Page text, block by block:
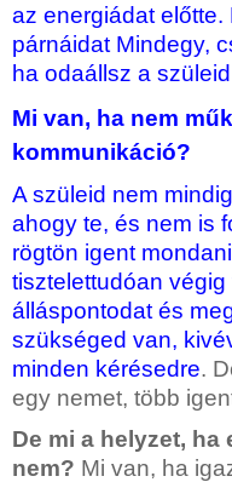
az energiádat előtte.
párnáidat Mindegy,
ha odaállsz a
Mi van, ha nem
kommunikáció?
A szüleid nem
ahogy te, és nem is
rögtön igent
tisztelettudóan
álláspontodat és
szükséged van,
minden kérésedre.
egy nemet, több
De mi a helyzet,
nem? Mi van, ha